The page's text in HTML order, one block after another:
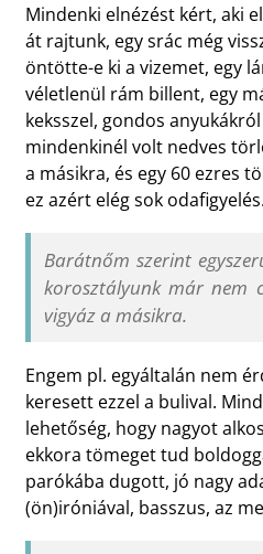
Mindenki elnézést kért, aki
át rajtunk, egy srác még
öntötte-e ki a vizemet, egy
véletlenül rám billent, egy
keksszel, gondos
mindenkinél volt nedves
a másikra, és egy 60 ezres
ez azért elég sok odafigyelés.
Barátnőm szerint
korosztályunk már nem
vigyáz a másikra.
Engem pl. egyáltalán nem
keresett ezzel a bulival.
lehetőség, hogy nagyot
ekkora tömeget tud
parókába dugott, jó nagy
(ön)iróniával, basszus, az